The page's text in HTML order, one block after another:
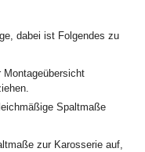
dabei ist Folgendes zu
Montageübersicht
Spaltmaße
zur Karosserie auf,